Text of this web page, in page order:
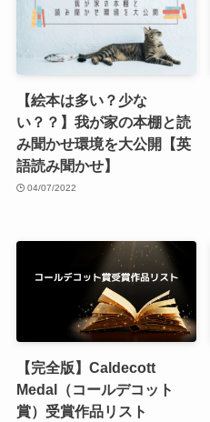
【絵本は多い？少な
い？？】我が家の本棚と読
み聞かせ環境を大公開【英
語読み聞かせ】
04/07/2022
【完全版】Caldecott
Medal（コールデコット
賞）受賞作品リスト